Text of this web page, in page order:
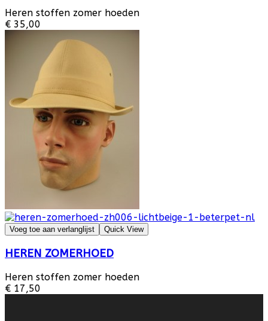
Heren stoffen zomer hoeden
€ 35,00
Voeg toe aan verlanglijst Quick View
HEREN ZOMERHOED
Heren stoffen zomer hoeden
€ 17,50